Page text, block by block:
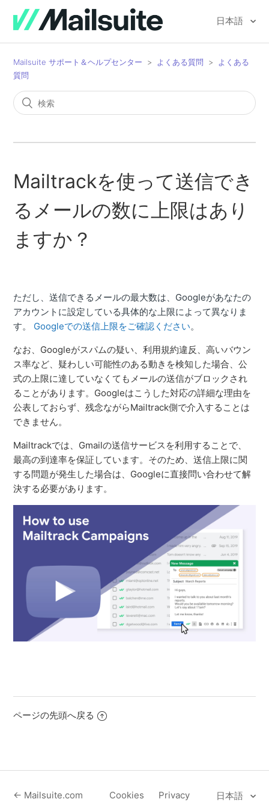
日本語
Mailsuite サポート＆ヘルプセンター よくある質問
よくある
質問
Mailtrackを使って送信でき
るメールの数に上限はあり
ますか？
ただし、送信できるメールの最大数は、Googleがあなたの
アカウントに設定している具体的な上限によって異なりま
す。 Googleでの送信上限をご確認ください。
なお、Googleがスパムの疑い、利用規約違反、高いバウン
ス率など、疑わしい可能性のある動きを検知した場合、公
式の上限に達していなくてもメールの送信がブロックされ
ることがあります。Googleはこうした対応の詳細な理由を
公表しておらず、残念ながらMailtrack側で介入することは
できません。
Mailtrackでは、Gmailの送信サービスを利用することで、
最高の到達率を保証しています。そのため、送信上限に関
する問題が発生した場合は、Googleに直接問い合わせて解
決する必要があります。
ページの先頭へ戻る
← Mailsuite.com Cookies Privacy 日本語